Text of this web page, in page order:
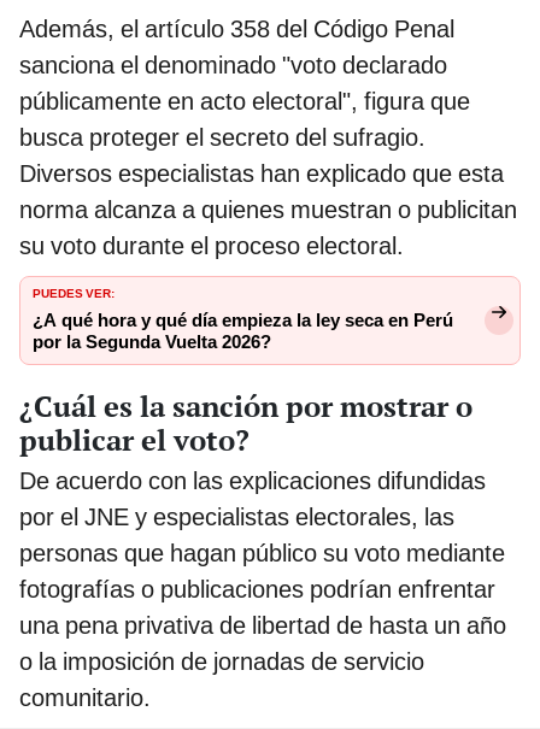
Además, el artículo 358 del Código Penal
sanciona el denominado "voto declarado
públicamente en acto electoral", figura que
busca proteger el secreto del sufragio.
Diversos especialistas han explicado que esta
norma alcanza a quienes muestran o publicitan
su voto durante el proceso electoral.
PUEDES VER:
¿A qué hora y qué día empieza la ley seca en Perú
por la Segunda Vuelta 2026?
¿Cuál es la sanción por mostrar o
publicar el voto?
De acuerdo con las explicaciones difundidas
por el JNE y especialistas electorales, las
personas que hagan público su voto mediante
fotografías o publicaciones podrían enfrentar
una pena privativa de libertad de hasta un año
o la imposición de jornadas de servicio
comunitario.